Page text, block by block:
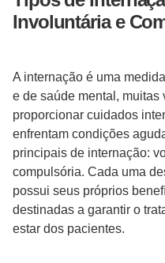
Involuntária e
A internação é uma
e de saúde mental, muitas
proporcionar cuidados
enfrentam condições
principais de internação:
compulsória. Cada uma
possui seus próprios
destinadas a garantir o
estar dos pacientes.